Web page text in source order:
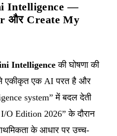
Intelligence —
और Create My
Intelligence की घोषणा की
एकीकृत एक AI परत है और
system” में बदल देती
Edition 2026” के दौरान
के आधार पर उच्च-